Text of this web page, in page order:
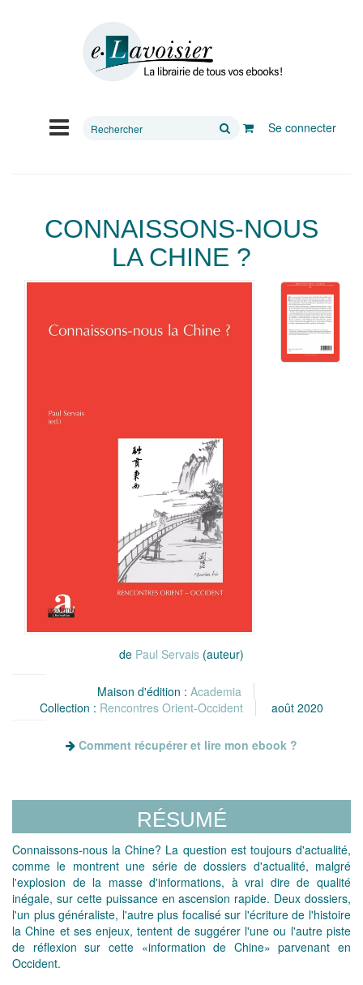
Rechercher
Se connecter
CONNAISSONS-NOUS
LA CHINE ?
de Paul Servais (auteur)
Maison d'édition : Academia
Collection : Rencontres Orient-Occident août 2020
Comment récupérer et lire mon ebook ?
RÉSUMÉ
Connaissons-nous la Chine? La question est toujours d'actualité,
comme le montrent une série de dossiers d'actualité, malgré
l'explosion de la masse d'informations, à vrai dire de qualité
inégale, sur cette puissance en ascension rapide. Deux dossiers,
l'un plus généraliste, l'autre plus focalisé sur l'écriture de l'histoire
la Chine et ses enjeux, tentent de suggérer l'une ou l'autre piste
de réflexion sur cette «information de Chine» parvenant en
Occident.